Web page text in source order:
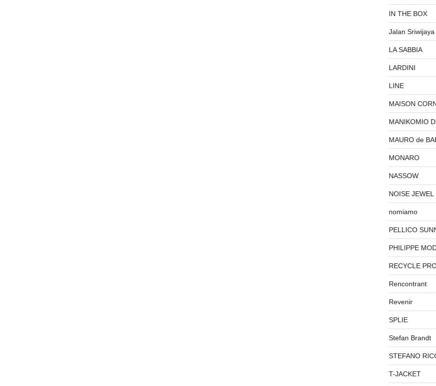
IN THE BOX
Jalan Sriwijaya
LA SABBIA
LARDINI
LINE
MAISON
MANIKOMIO
MAURO de
MONARO
NASSOW
NOISE JEWEL
nomiamo
PELLICO
PHILIPPE
RECYCLE
Rencontrant
Revenir
SPLIE
Stefan Brandt
STEFANO
T-JACKET